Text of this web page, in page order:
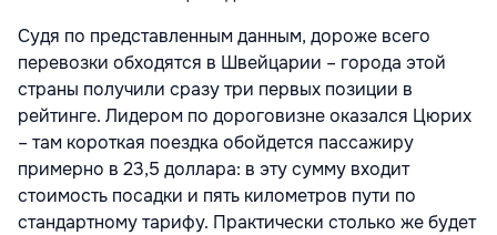
Судя по представленным данным, дороже всего
перевозки обходятся в Швейцарии – города этой
страны получили сразу три первых позиции в
рейтинге. Лидером по дороговизне оказался Цюрих
– там короткая поездка обойдется пассажиру
примерно в 23,5 доллара: в эту сумму входит
стоимость посадки и пять километров пути по
стандартному тарифу. Практически столько же будет